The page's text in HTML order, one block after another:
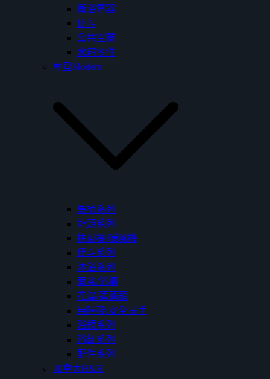
衛浴電器
便斗
公共空間
水箱零件
摩登Modern
馬桶系列
龍頭系列
抽風機/暖風機
便斗系列
沐浴系列
面盆/浴櫃
花灑/蓮蓬頭
無障礙/安全扶手
浴鏡系列
浴缸系列
配件系列
加拿大H&H